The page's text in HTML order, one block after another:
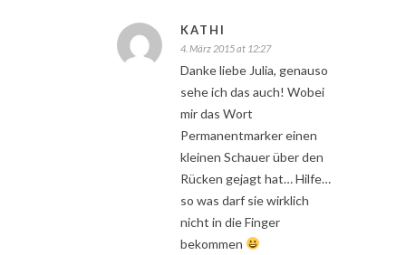
KATHI
4. März 2015 at 12:27
Danke liebe Julia, genauso
sehe ich das auch! Wobei
mir das Wort
Permanentmarker einen
kleinen Schauer über den
Rücken gejagt hat… Hilfe…
so was darf sie wirklich
nicht in die Finger
bekommen